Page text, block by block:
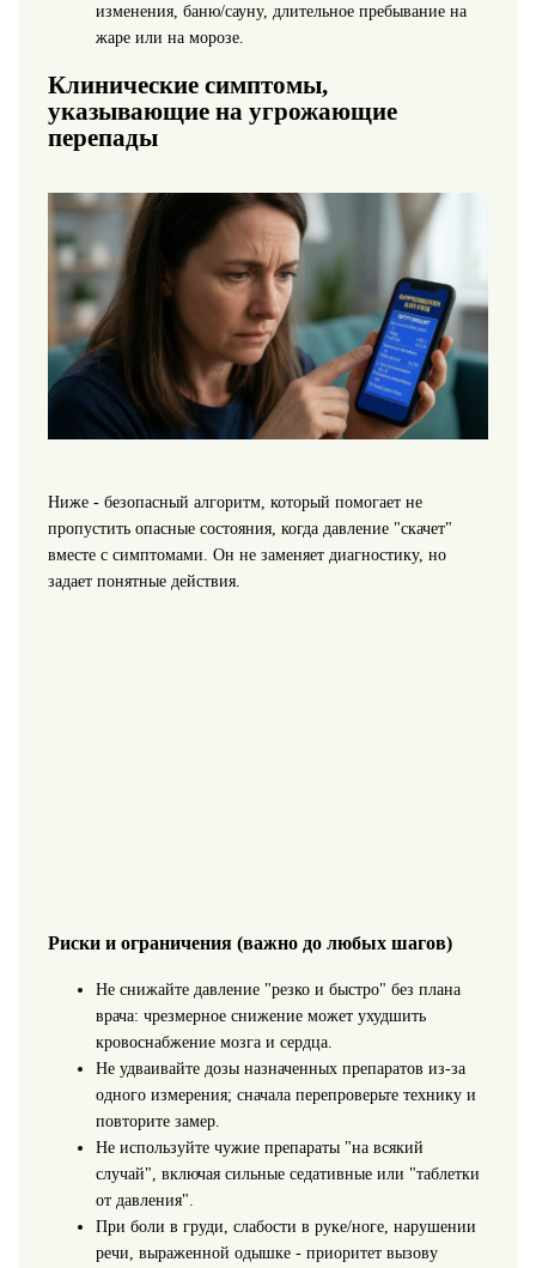
изменения, баню/сауну, длительное пребывание на
жаре или на морозе.
Клинические симптомы,
указывающие на угрожающие
перепады
Ниже - безопасный алгоритм, который помогает не
пропустить опасные состояния, когда давление "скачет"
вместе с симптомами. Он не заменяет диагностику, но
задает понятные действия.
Риски и ограничения (важно до любых шагов)
Не снижайте давление "резко и быстро" без плана
врача: чрезмерное снижение может ухудшить
кровоснабжение мозга и сердца.
Не удваивайте дозы назначенных препаратов из-за
одного измерения; сначала перепроверьте технику и
повторите замер.
Не используйте чужие препараты "на всякий
случай", включая сильные седативные или "таблетки
от давления".
При боли в груди, слабости в руке/ноге, нарушении
речи, выраженной одышке - приоритет вызову